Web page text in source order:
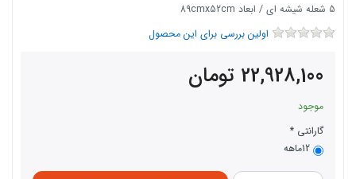
5 شعله شیشه ای / ابعاد 89cmx52cm
اولین بررسی برای این محصول
22,928,100 تومان
موجود
گارانتی
12ماهه